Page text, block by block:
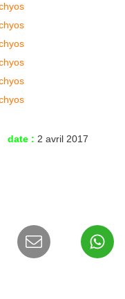
date : 2 avril 2017